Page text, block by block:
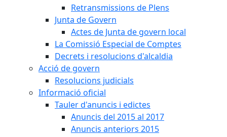
Retransmissions de Plens
Junta de Govern
Actes de Junta de govern local
La Comissió Especial de Comptes
Decrets i resolucions d'alcaldia
Acció de govern
Resolucions judicials
Informació oficial
Tauler d'anuncis i edictes
Anuncis del 2015 al 2017
Anuncis anteriors 2015